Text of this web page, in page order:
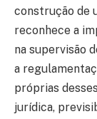
construção de
reconhece a
na supervisão
a
próprias
jurídica,